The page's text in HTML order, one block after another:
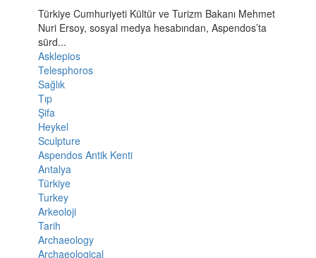
Türkiye Cumhuriyeti Kültür ve Turizm Bakanı Mehmet
Nuri Ersoy, sosyal medya hesabından, Aspendos’ta
sürd...
Asklepios
Telesphoros
Sağlık
Tıp
Şifa
Heykel
Sculpture
Aspendos Antik Kenti
Antalya
Türkiye
Turkey
Arkeoloji
Tarih
Archaeology
Archaeological